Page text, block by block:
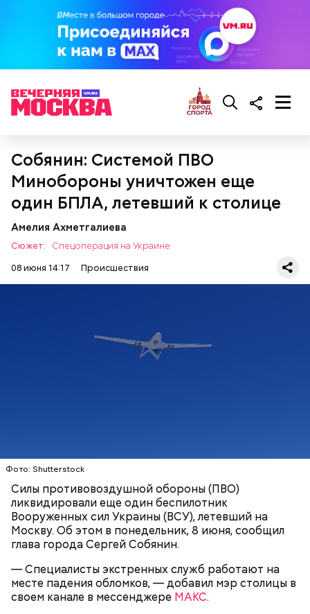
Собянин: Системой ПВО
Минобороны уничтожен еще
один БПЛА, летевший к столице
Амелия Ахметгалиева
Сюжет:
Спецоперация на Украине
08 июня 14:17
Происшествия
Фото: Shutterstock
Силы противовоздушной обороны (ПВО)
ликвидировали еще один беспилотник
Вооруженных сил Украины (ВСУ), летевший на
Москву. Об этом в понедельник, 8 июня, сообщил
глава города Сергей Собянин.
— Специалисты экстренных служб работают на
месте падения обломков, — добавил мэр столицы в
своем канале в мессенджере МАКС.